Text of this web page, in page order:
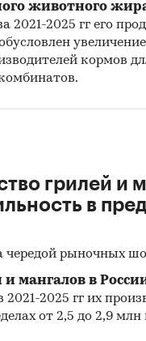
животного
2021-2025 гг его
кормов
грилей и
в
чередой рыночных
мангалов в
2021-2025 гг их
от 2,5 до 2,9 млн